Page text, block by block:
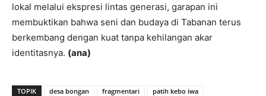
lokal melalui ekspresi lintas generasi, garapan ini
membuktikan bahwa seni dan budaya di Tabanan terus
berkembang dengan kuat tanpa kehilangan akar
identitasnya. (ana)
TOPIK desa bongan fragmentari
patih kebo iwa